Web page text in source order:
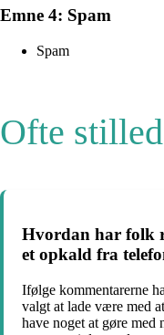
Emne 4: Spam
Spam
Ofte
Hvordan har folk
et opkald fra
Ifølge kommentarerne
valgt at lade være med
have noget at gøre med